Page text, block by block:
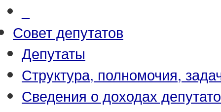
Совет депутатов
Депутаты
Структура, полномочия,
Сведения о доходах